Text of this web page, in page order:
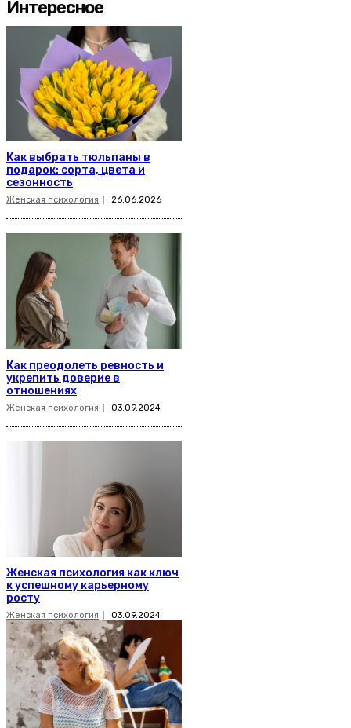
Интересное
Как выбрать тюльпаны в
подарок: сорта, цвета и
сезонность
Женская психология 26.06.2026
Как преодолеть ревность и
укрепить доверие в
отношениях
Женская психология 03.09.2024
Женская психология как ключ
к успешному карьерному
росту
Женская психология 03.09.2024